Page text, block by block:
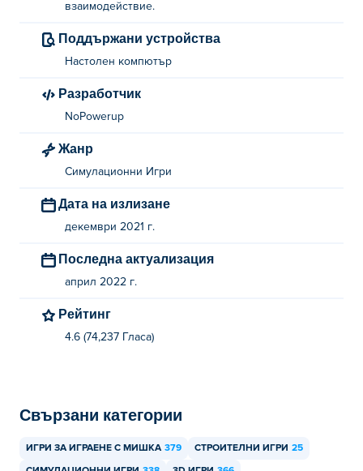
взаимодействие.
Поддържани устройства
Настолен компютър
Разработчик
NoPowerup
Жанр
Симулационни Игри
Дата на излизане
декември 2021 г.
Последна актуализация
април 2022 г.
Рейтинг
4.6 (74,237 Гласa)
Свързани категории
ИГРИ ЗА ИГРАЕНЕ С МИШКА 379 СТРОИТЕЛНИ ИГРИ 25